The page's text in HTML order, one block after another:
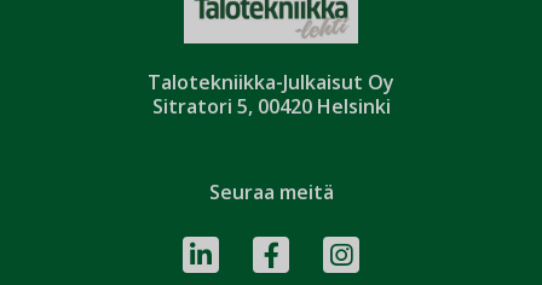
Talotekniikka-Julkaisut Oy
Sitratori 5, 00420 Helsinki
Seuraa meitä